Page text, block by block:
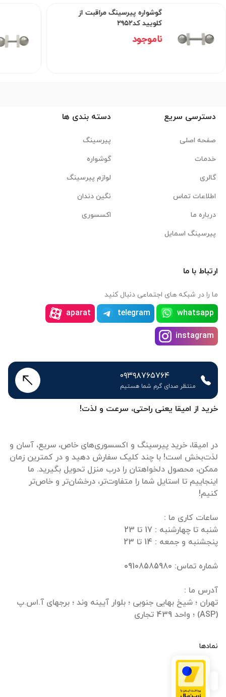
گوشواره پیرسینگ مراقبت از
کلویید کد۲۹۵۲
ناموجود
خرید از امیقا یعنی راحتی، سرعت و لذت!
در امیقا، خرید پیرسینگ و اکسسوری‌های خاص، سریع، آسان و
لذت‌بخش است! با چند کلیک سفارش دهید و در کمترین زمان
ممکن، محصول دلخواهتان را درب منزل تحویل بگیرید. ما
اینجاییم تا استایل شما را متفاوت‌تر، درخشان‌تر و خاص‌تر
تهران ؛ شیخ بهایی جنوبی ؛ بلوار آیینه وند ؛ برجهای آ.اس.پ
(ASP) ؛ واحد 439 تجاری
نمادها
دسترسی سریع
صفحه اصلی
خدمات
گالری
اطلاعات تماس
درباره ما
پیرسینگ اسمایل
دسته بندی ها
پیرسینگ
گوشواره
لوازم پیرسینگ
نگین دندان
اکسسوری
ارتباط با ما
ما را در شبکه های اجتماعی دنبال کنید
whatsapp
telegram
aparat
instagram
۰۹۳۹۸۷۶۵۷۶۴
منتظر صدای گرم شما هستیم